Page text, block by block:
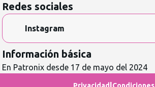
Redes sociales
Instagram
Información básica
En Patronix desde 17 de mayo del 2024